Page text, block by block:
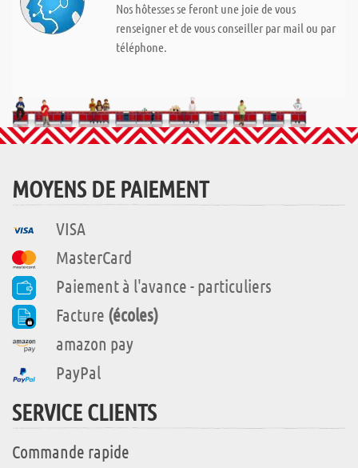
Nos hôtesses se feront une joie de vous
renseigner et de vous conseiller par mail ou par
téléphone.
MOYENS DE PAIEMENT
VISA
MasterCard
Paiement à l'avance - particuliers
Facture (écoles)
amazon pay
PayPal
SERVICE CLIENTS
Commande rapide